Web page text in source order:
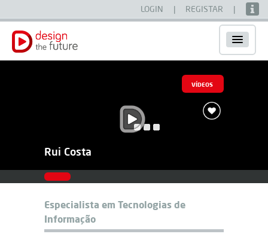
LOGIN | REGISTAR |
VÍDEOS
Rui Costa
Especialista em Tecnologias de
Informação